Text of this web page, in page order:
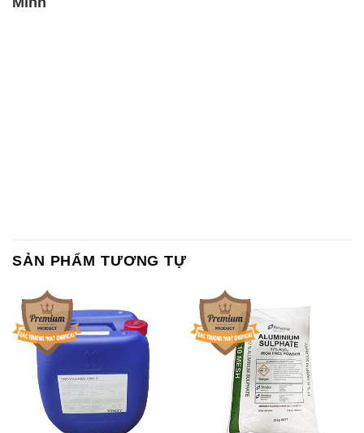
Chất Bảo Quản CMIT Thái
Lan Thailand
Phèn Nhôm – Al2(SO4)3 17%
Ấn Độ India